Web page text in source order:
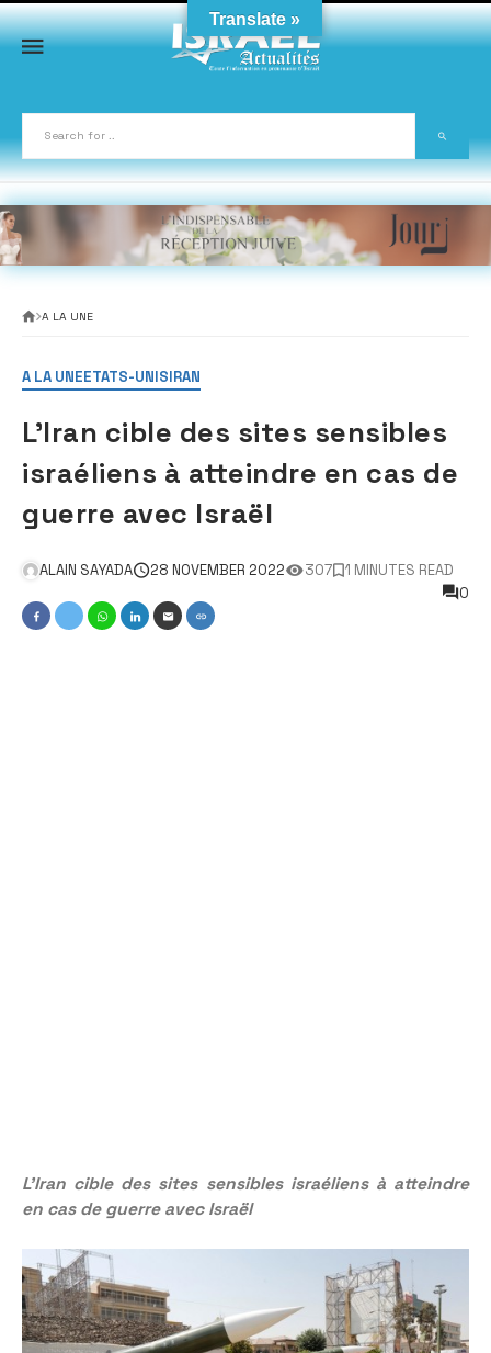
Skip
to
content
A LA UNE
A LA UNEETATS-UNISIRAN
L’Iran cible des sites sensibles
israéliens à atteindre en cas de
guerre avec Israël
ALAIN SAYADA 28 NOVEMBER 2022 307
1 MINUTES READ
0
L’Iran cible des sites sensibles israéliens à atteindre
en cas de guerre avec Israël
Translate »